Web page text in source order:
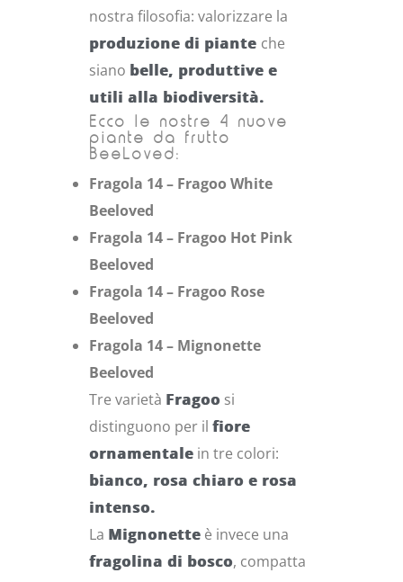
nostra filosofia: valorizzare la
produzione di piante che
siano belle, produttive e
utili alla biodiversità.
Ecco le nostre 4 nuove
piante da frutto
BeeLoved:
Fragola 14 – Fragoo White
Beeloved
Fragola 14 – Fragoo Hot Pink
Beeloved
Fragola 14 – Fragoo Rose
Beeloved
Fragola 14 – Mignonette
Beeloved
Tre varietà Fragoo si
distinguono per il fiore
ornamentale in tre colori:
bianco, rosa chiaro e rosa
intenso.
La Mignonette è invece una
fragolina di bosco, compatta